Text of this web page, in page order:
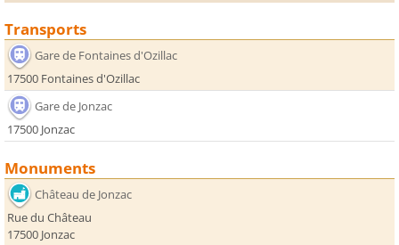
Transports
Gare de Fontaines d'Ozillac
17500 Fontaines d'Ozillac
Gare de Jonzac
17500 Jonzac
Monuments
Château de Jonzac
Rue du Château
17500 Jonzac